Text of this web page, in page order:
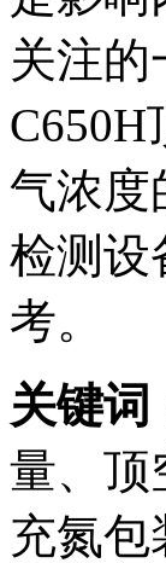
关注的
气浓度
检测设
考。
关键词
量、顶
充氮包